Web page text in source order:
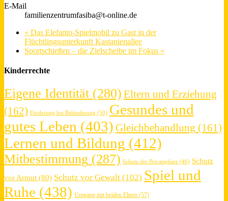
E-Mail
familienzentrumfasiba@t-online.de
« Das Elefanto-Spielmobil zu Gast in der
Flüchtlingsunterkunft Kastanienallee
Sportschießen – die Zielscheibe im Fokus »
Kinderrechte
Eigene Identität (280) Eltern und Erziehung
(162) Förderung bei Behinderung (50) Gesundes und
gutes Leben (403) Gleichbehandlung (161)
Lernen und Bildung (412)
Mitbestimmung (287) Schutz der Privatsphäre (46) Schutz
vor Armut (80) Schutz vor Gewalt (102) Spiel und
Ruhe (438) Umgang mit beiden Eltern (57)